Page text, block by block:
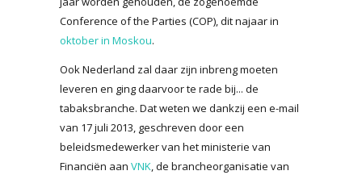
Conference of the Parties (COP), dit najaar in
oktober in Moskou.
Ook Nederland zal daar zijn inbreng moeten
leveren en ging daarvoor te rade bij... de
tabaksbranche. Dat weten we dankzij een e-mail
van 17 juli 2013, geschreven door een
beleidsmedewerker van het ministerie van
Financiën aan VNK, de brancheorganisatie van